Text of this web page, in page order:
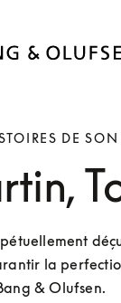
DE SON
la
& Olufsen.